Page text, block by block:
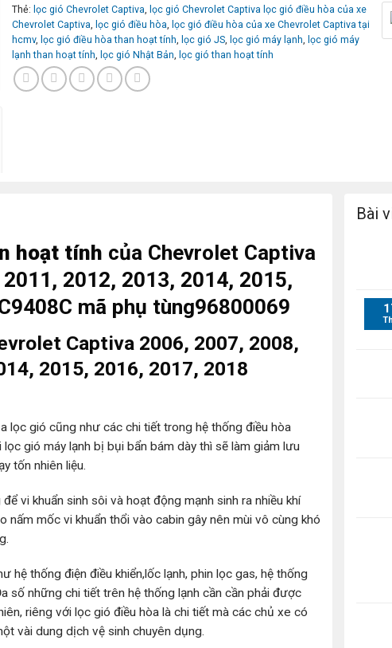
Thẻ: lọc gió Chevrolet Captiva, lọc gió Chevrolet Captiva lọc gió điều hòa của xe
Chevrolet Captiva, lọc gió điều hòa, lọc gió điều hòa của xe Chevrolet Captiva tại
hcmv, lọc gió điều hòa than hoạt tính, lọc gió JS, lọc gió máy lạnh, lọc gió máy
lạnh than hoạt tính, lọc gió Nhật Bản, lọc gió than hoạt tính
hoạt tính của Chevrolet Captiva
2012, 2013, 2014, 2015,
mã phụ tùng96800069
Captiva 2006, 2007, 2008,
2015, 2016, 2017, 2018
lọc gió cũng như các chi tiết trong hệ thống điều hòa
gió máy lạnh bị bụi bẩn bám dày thì sẽ làm giảm lưu
tốn nhiên liệu.
vi khuẩn sinh sôi và hoạt động mạnh sinh ra nhiều khí
nấm mốc vi khuẩn thổi vào cabin gây nên mùi vô cùng khó
hệ thống điện điều khiển,lốc lạnh, phin lọc gas, hệ thống
số những chi tiết trên hệ thống lạnh cần cần phải được
riêng với lọc gió điều hòa là chi tiết mà các chủ xe có
vài dung dịch vệ sinh chuyên dụng.
Bài